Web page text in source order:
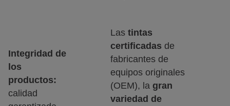
Integridad de
los
productos:
calidad
Las tintas
certificadas de
fabricantes de
equipos originales
(OEM), la gran
variedad de